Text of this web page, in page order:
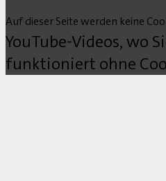
Auf dieser Seite werden keine
YouTube-Videos, wo
funktioniert ohne